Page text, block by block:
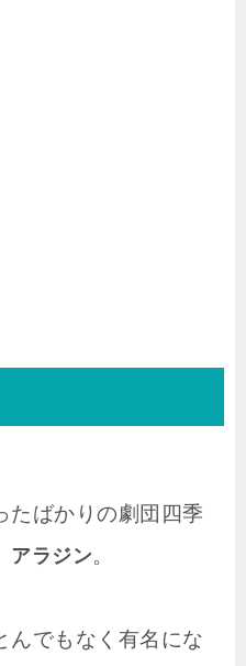
たばかりの劇団四季
アラジン。
んでもなく有名にな